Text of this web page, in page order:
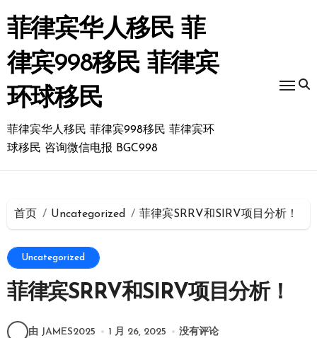
转
到
内
容
菲律宾华人移民 菲
律宾998移民 菲律宾
环球移民
菲律宾华人移民 菲律宾998移民 菲律宾环
球移民 咨询微信电报 BGC998
首页 Uncategorized 菲律宾SRRV和SIRV项目分析！
Uncategorized
菲律宾SRRV和SIRV项目分析！
由 JAMES2025 1 月 26, 2025 没有评论